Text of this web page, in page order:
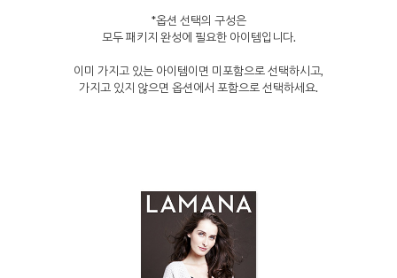
*옵션 선택의 구성은
모두 패키지 완성에 필요한 아이템입니다.
이미 가지고 있는 아이템이면 미포함으로 선택하시고,
가지고 있지 않으면 옵션에서 포함으로 선택하세요.